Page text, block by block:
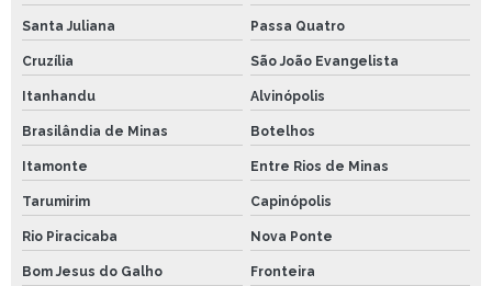
Santa Juliana Passa Quatro
Cruzília São João Evangelista
Itanhandu Alvinópolis
Brasilândia de Minas Botelhos
Itamonte Entre Rios de Minas
Tarumirim Capinópolis
Rio Piracicaba Nova Ponte
Bom Jesus do Galho Fronteira